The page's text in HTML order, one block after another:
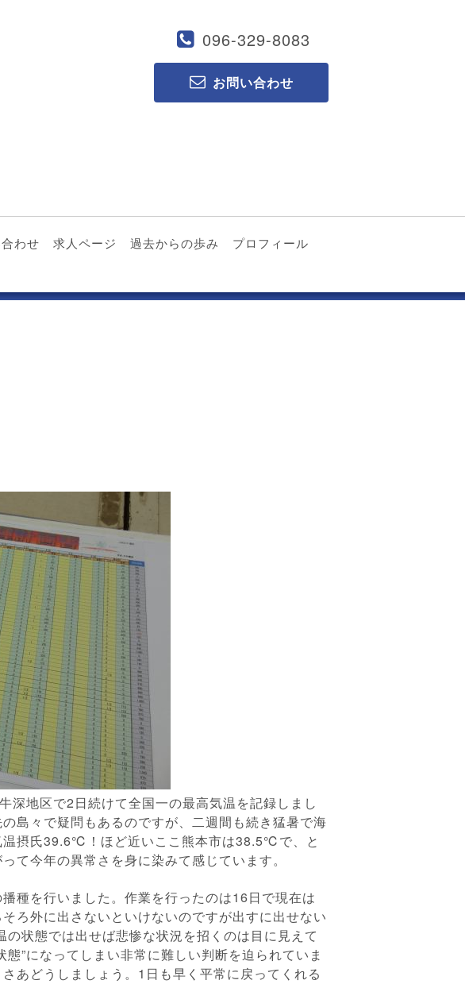
096-329-8083
お問い合わせ
わせ 求人ページ 過去からの歩み
プロフィール
深地区で2日続けて全国一の最高気温を記録しまし
島々で疑問もあるのですが、二週間も続き猛暑で海
温摂氏39.6℃！ほど近いここ熊本市は38.5℃で、と
て今年の異常さを身に染みて感じています。
種を行いました。作業を行ったのは16日で現在は
ろ外に出さないといけないのですが出すに出せない
状態では出せば悲惨な状況を招くのは目に見えて
”になってしまい非常に難しい判断を迫られていま
あどうしましょう。1日も早く平常に戻ってくれる